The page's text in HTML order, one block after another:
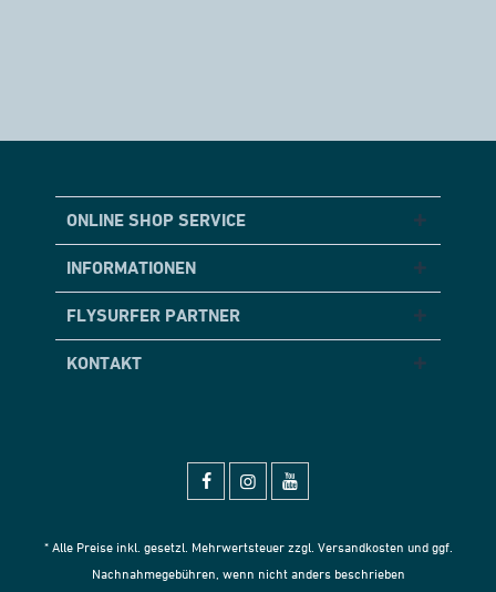
ONLINE SHOP SERVICE
INFORMATIONEN
FLYSURFER PARTNER
KONTAKT
* Alle Preise inkl. gesetzl. Mehrwertsteuer zzgl. Versandkosten und ggf.
Nachnahmegebühren, wenn nicht anders beschrieben